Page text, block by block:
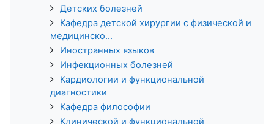
Детских болезней
Кафедра детской хирургии с физической и
медицинско...
Иностранных языков
Инфекционных болезней
Кардиологии и функциональной
диагностики
Кафедра философии
Клинической и функциональной